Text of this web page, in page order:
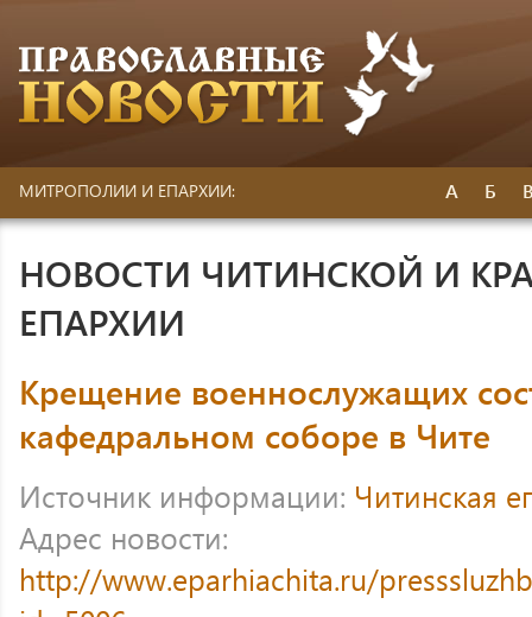
МИТРОПОЛИИ И ЕПАРХИИ: А Б
НОВОСТИ ЧИТИНСКОЙ И
ЕПАРХИИ
Крещение военнослужащих
кафедральном соборе в Чите
Источник информации: Читинская
Адрес новости:
http://www.eparhiachita.ru/